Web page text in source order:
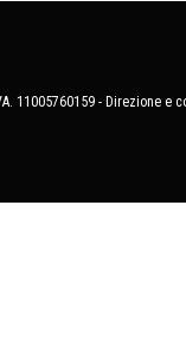
11005760159 - Direzione e